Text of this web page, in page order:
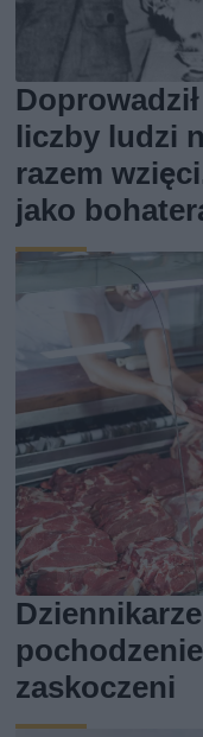
liczby ludzi
razem
jako
zaskoczeni